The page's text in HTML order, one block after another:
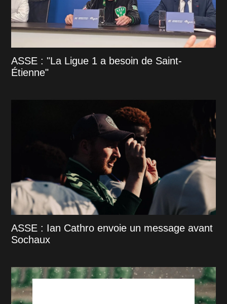
ASSE : "La Ligue 1 a besoin de Saint-
Étienne"
ASSE : Ian Cathro envoie un message avant
Sochaux